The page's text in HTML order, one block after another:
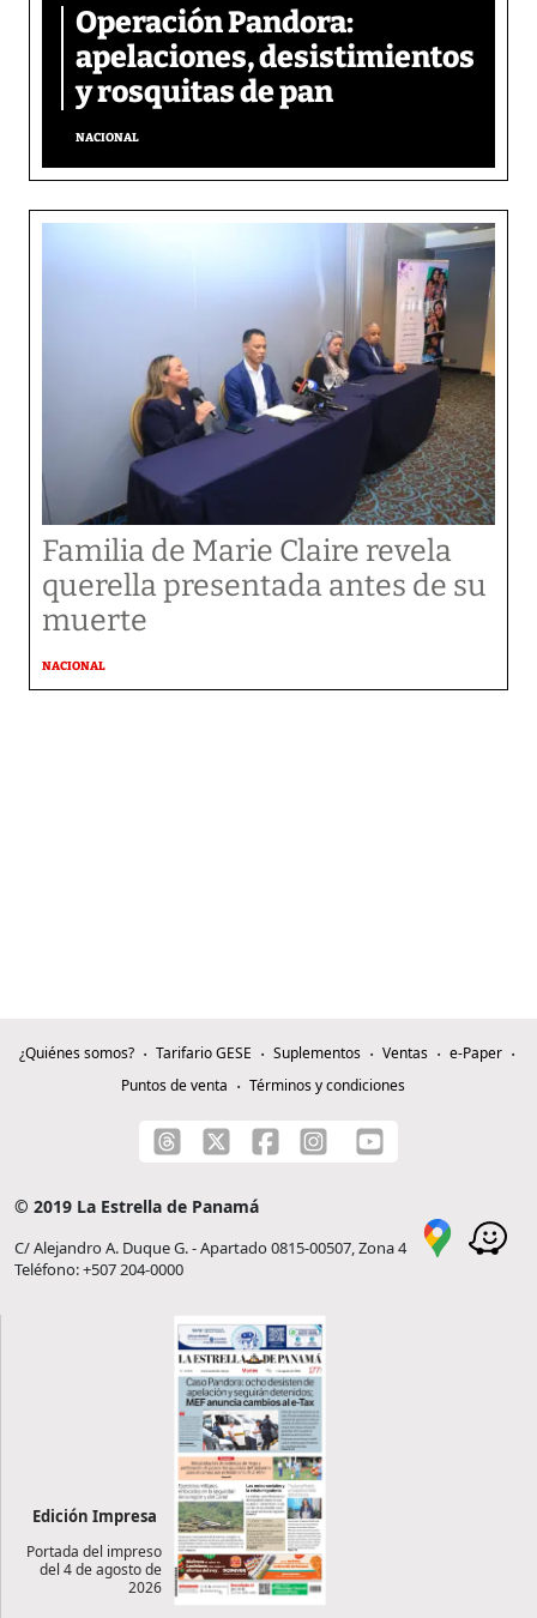
Operación Pandora:
apelaciones, desistimientos
y rosquitas de pan
NACIONAL
Familia de Marie Claire revela
querella presentada antes de su
muerte
NACIONAL
¿Quiénes somos? Tarifario GESE Suplementos Ventas
e-Paper
Puntos de venta
Términos y condiciones
© 2019 La Estrella de Panamá
C/ Alejandro A. Duque G. - Apartado 0815-00507, Zona 4
Teléfono: +507 204-0000
Edición Impresa
Portada del impreso
del 4 de agosto de
2026